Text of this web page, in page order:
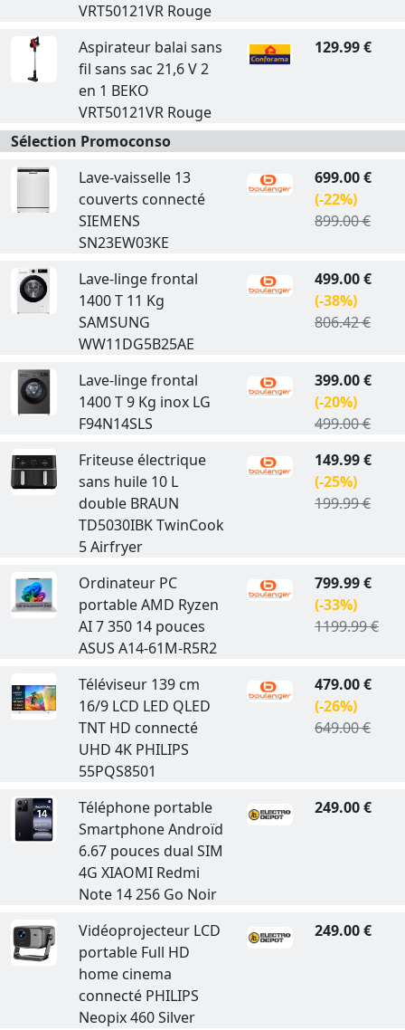
VRT50121VR Rouge
Aspirateur balai sans
fil sans sac 21,6 V 2
en 1 BEKO
VRT50121VR Rouge
129.99 €
Sélection Promoconso
Lave-vaisselle 13
couverts connecté
SIEMENS
SN23EW03KE
699.00 €
(-22%)
899.00 €
Lave-linge frontal
1400 T 11 Kg
SAMSUNG
WW11DG5B25AE
499.00 €
(-38%)
806.42 €
Lave-linge frontal
1400 T 9 Kg inox LG
F94N14SLS
399.00 €
(-20%)
499.00 €
Friteuse électrique
sans huile 10 L
double BRAUN
TD5030IBK TwinCook
5 Airfryer
149.99 €
(-25%)
199.99 €
Ordinateur PC
portable AMD Ryzen
AI 7 350 14 pouces
ASUS A14-61M-R5R2
799.99 €
(-33%)
1199.99 €
Téléviseur 139 cm
16/9 LCD LED QLED
TNT HD connecté
UHD 4K PHILIPS
55PQS8501
479.00 €
(-26%)
649.00 €
Téléphone portable
Smartphone Androïd
6.67 pouces dual SIM
4G XIAOMI Redmi
Note 14 256 Go Noir
249.00 €
Vidéoprojecteur LCD
portable Full HD
home cinema
connecté PHILIPS
Neopix 460 Silver
249.00 €